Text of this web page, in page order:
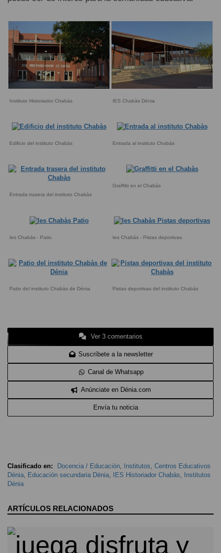
Instituto Historiador Chabàs IES Chabàs Dénia
Edificio del instituto Chabàs Entrada al instituto Chabàs
Entrada trasera del instituto Chabàs
Graffitti en el Chabàs
Ies Chabàs - Patio Ies Chabàs - Pistas deportivas
Patio del instituto Chabàs de Dénia Pistas deportivas del instituto Chabàs
Ver 3 comentarios
Suscríbete a la newsletter
Canal de Whatsapp
Anúnciate en Dénia.com
Envía tu noticia
Clasificado en: Docencia / Educación, Institutos, Centros Educativos
Dénia, Educación secundaria Dénia, IES Historiador Chabàs,
Institutos
Dénia
ARTÍCULOS RELACIONADOS